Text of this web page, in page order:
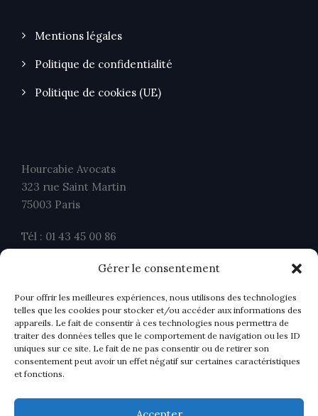
Gérer le consentement
Pour offrir les meilleures expériences, nous utilisons des technologies
telles que les cookies pour stocker et/ou accéder aux informations des
appareils. Le fait de consentir à ces technologies nous permettra de
traiter des données telles que le comportement de navigation ou les ID
uniques sur ce site. Le fait de ne pas consentir ou de retirer son
consentement peut avoir un effet négatif sur certaines caractéristiques
et fonctions.
Mentions légales
Politique de confidentialité
Politique de cookies (UE)
Hourcabie Avocats
323 rue Saint Martin
75003 Paris
Tél : 01 43 45 00 86
contact@ahavocats.fr